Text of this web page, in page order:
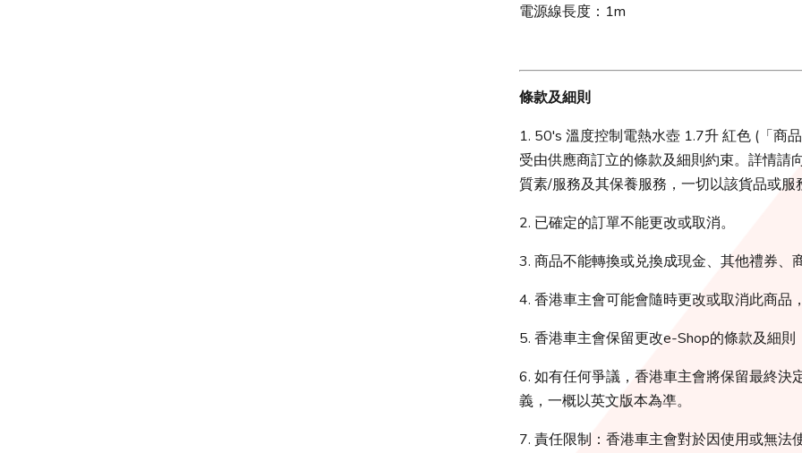
電源線長度：1m
條款及細則
1. 50's 溫度控制電熱水壺 1.7升 紅色 (「商
受由供應商訂立的條款及細則約束。詳情請
質素/服務及其保養服務，一切以該貨品或
2. 已確定的訂單不能更改或取消。
3. 商品不能轉換或兑換成現金、其他禮券、
4. 香港車主會可能會隨時更改或取消此商品
5. 香港車主會保留更改e-Shop的條款及細則
6. 如有任何爭議，香港車主會將保留最終
義，一概以英文版本為凖。
7. 責任限制：香港車主會對於因使用或無